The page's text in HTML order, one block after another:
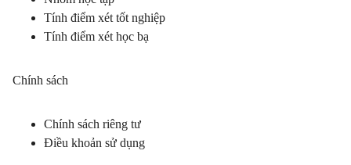
Tính điểm xét tốt nghiệp
Tính điểm xét học bạ
Chính sách
Chính sách riêng tư
Điều khoản sử dụng